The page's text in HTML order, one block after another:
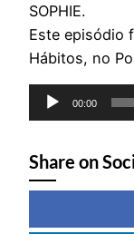
SOPHIE.
Este episódio
Hábitos, no
Reprodutor
de
00:00
Share on